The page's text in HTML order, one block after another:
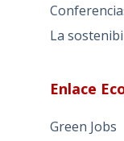
La
Enlace
Green Jobs